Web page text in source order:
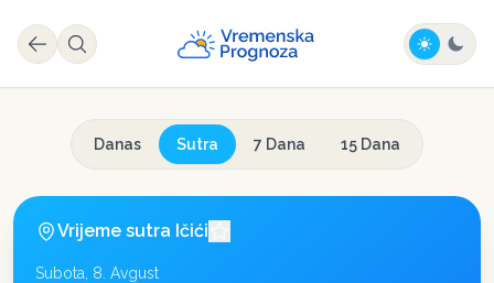
Danas Sutra 7 Dana 15 Dana
Vrijeme sutra Ičići
Subota, 8. Avgust